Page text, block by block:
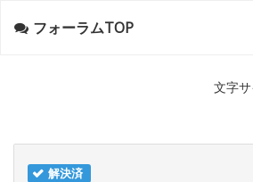
フォーラムTOP
文字
解決済